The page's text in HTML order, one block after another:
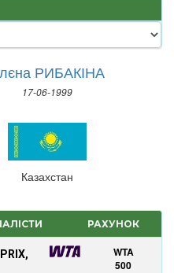
РИБАКІНА
17-06-1999
Казахстан
РАХУНОК
WTA
500